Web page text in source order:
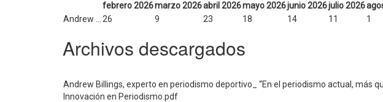
febrero 2026marzo 2026abril 2026mayo 2026junio 2026julio 2026
Andrew ...
26 9 23 18 14 11 1
Archivos descargados
Andrew Billings, experto en periodismo deportivo_ “En el periodismo actual, más
Innovación en Periodismo.pdf